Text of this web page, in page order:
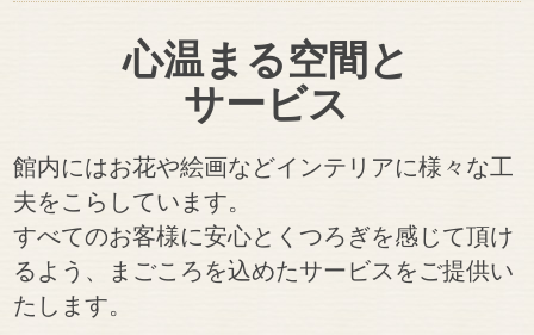
心温まる空間と
サービス
館内にはお花や絵画などインテリアに様々な工
夫をこらしています。
すべてのお客様に安心とくつろぎを感じて頂け
るよう、
まごころを込めたサービスをご提供い
たします。